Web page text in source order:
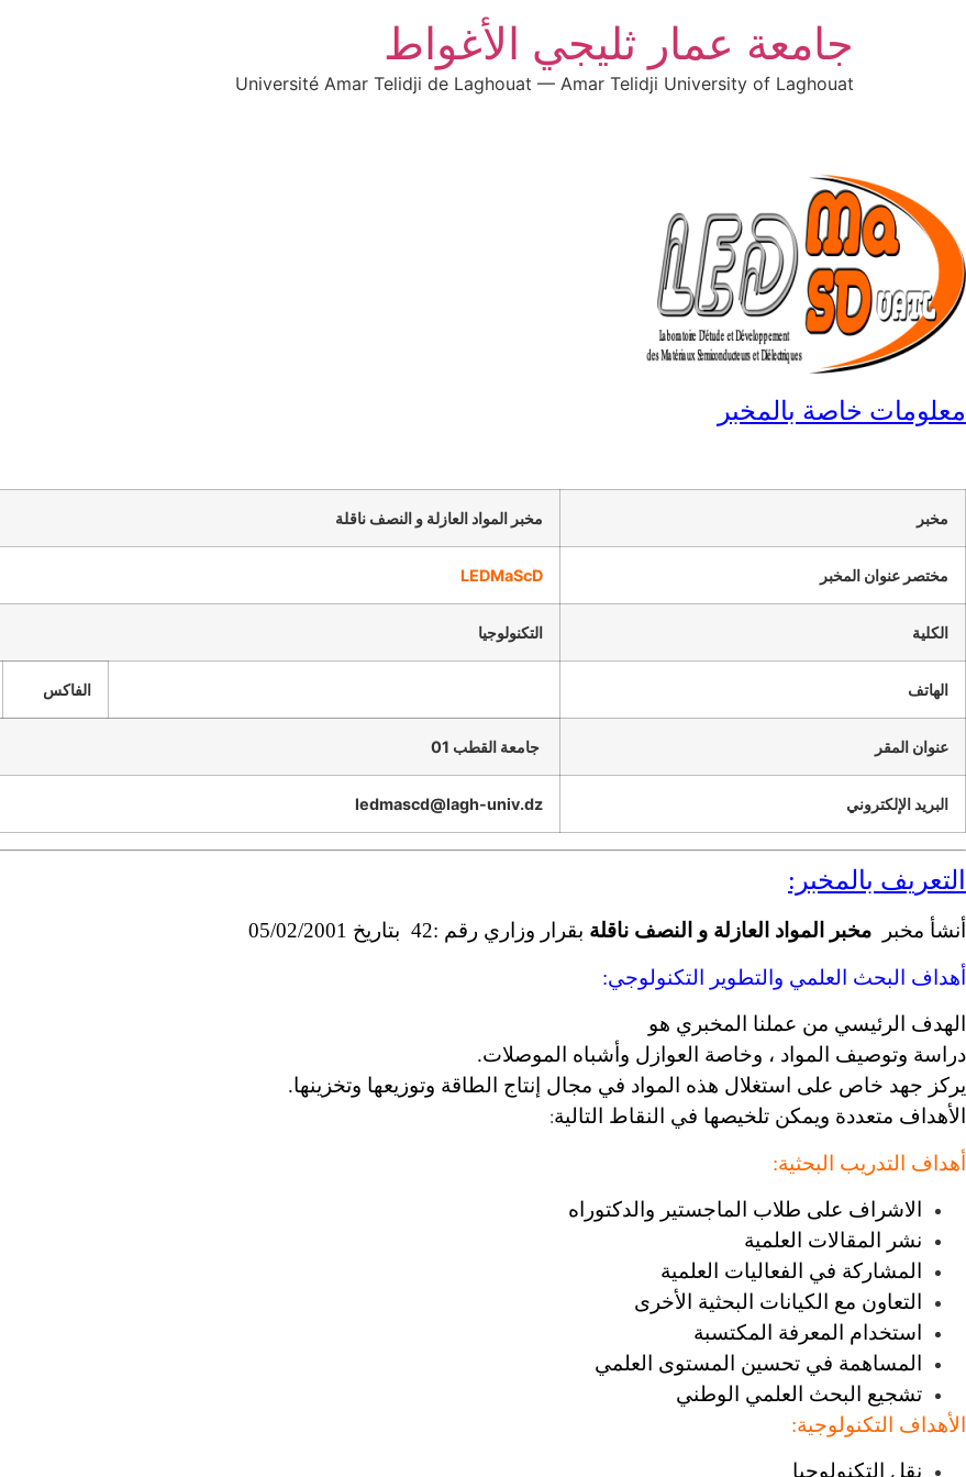
جامعة عمار ثليجي الأغواط
Université Amar Telidji de Laghouat — Amar Telidji University of Laghouat
معلومات خاصة بالمخبر
مخبر مخبر المواد العازلة و النصف ناقلة
مختصر عنوان المخبر LEDMaScD
الكلية التكنولوجيا
الهاتف الفاكس
عنوان المقر جامعة القطب 01
البريد الإلكتروني ledmascd@lagh-univ.dz
التعريف بالمخبر:
أنشأ مخبر مخبر المواد العازلة و النصف ناقلة بقرار وزاري رقم :42 بتاريخ 05/02/2001
أهداف البحث العلمي والتطوير التكنولوجي:
الهدف الرئيسي من عملنا المخبري هو
دراسة وتوصيف المواد ، وخاصة العوازل وأشباه الموصلات.
يركز جهد خاص على استغلال هذه المواد في مجال إنتاج الطاقة وتوزيعها وتخزينها.
الأهداف متعددة ويمكن تلخيصها في النقاط التالية:
أهداف التدريب البحثية:
الاشراف على طلاب الماجستير والدكتوراه
نشر المقالات العلمية
المشاركة في الفعاليات العلمية
التعاون مع الكيانات البحثية الأخرى
استخدام المعرفة المكتسبة
المساهمة في تحسين المستوى العلمي
تشجيع البحث العلمي الوطني
الأهداف التكنولوجية:
نقل التكنولوجيا